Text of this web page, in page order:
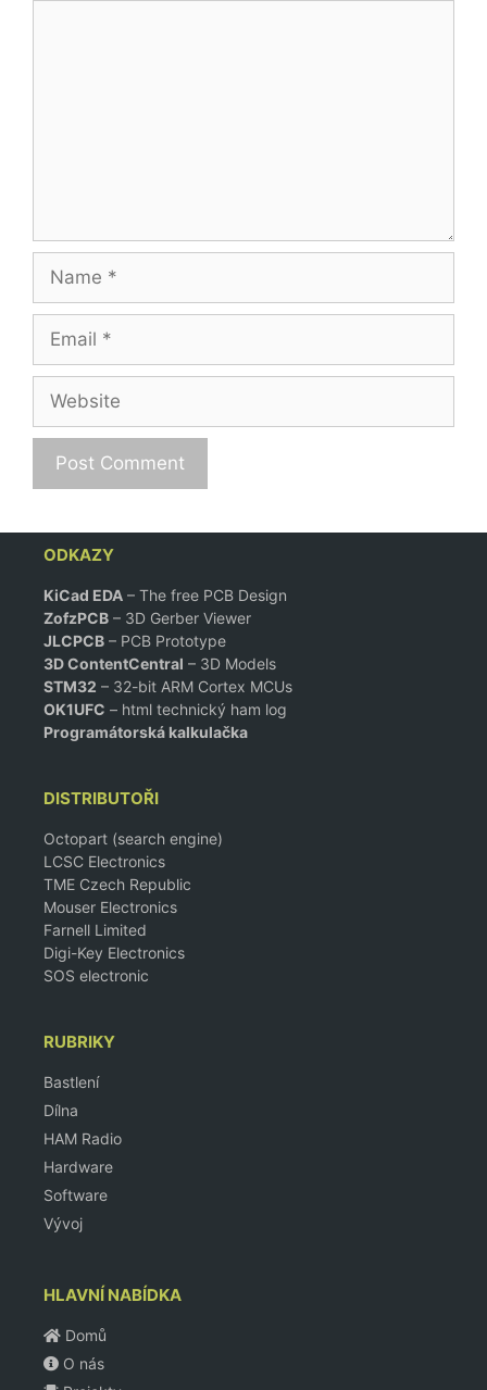
Name
Email
Website
ODKAZY
KiCad EDA – The free PCB Design
ZofzPCB – 3D Gerber Viewer
JLCPCB – PCB Prototype
3D ContentCentral – 3D Models
STM32 – 32-bit ARM Cortex MCUs
OK1UFC – html technický ham log
Programátorská kalkulačka
DISTRIBUTOŘI
Octopart (search engine)
LCSC Electronics
TME Czech Republic
Mouser Electronics
Farnell Limited
Digi-Key Electronics
SOS electronic
RUBRIKY
Bastlení
Dílna
HAM Radio
Hardware
Software
Vývoj
HLAVNÍ NABÍDKA
Domů
O nás